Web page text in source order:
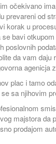
očekivano
prevareni od
korak u
bavi
poslovnih
da vam
agenicja
plac i tamo
sa njihovim
majstora da
prodajom